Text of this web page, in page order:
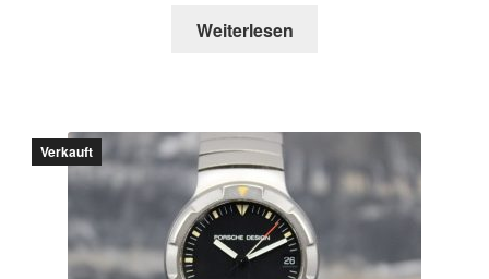
Weiterlesen
Verkauft